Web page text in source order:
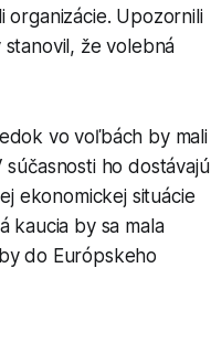
Upozornili
že volebná
vo voľbách by mali
ho dostávajú
ekonomickej situácie
kaucia by sa mala
do Európskeho